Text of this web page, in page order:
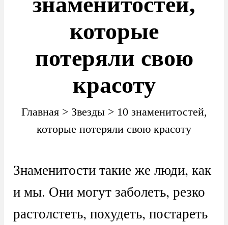
которые
потеряли свою
красоту
Главная> Звезды> 10 знаменитостей,
которые потеряли свою красоту
Знаменитости такие же люди, как
и мы. Они могут заболеть, резко
растолстеть, похудеть, постареть